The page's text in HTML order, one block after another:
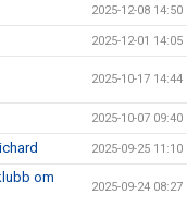
2025-12-08 14:50
2025-12-01 14:05
2025-10-17 14:44
2025-10-07 09:40
2025-09-25 11:10
om
2025-09-24 08:27